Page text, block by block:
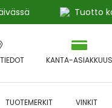
Tuotto
KANTA-ASIAKKUUS
TUOTEMERKIT VINKIT